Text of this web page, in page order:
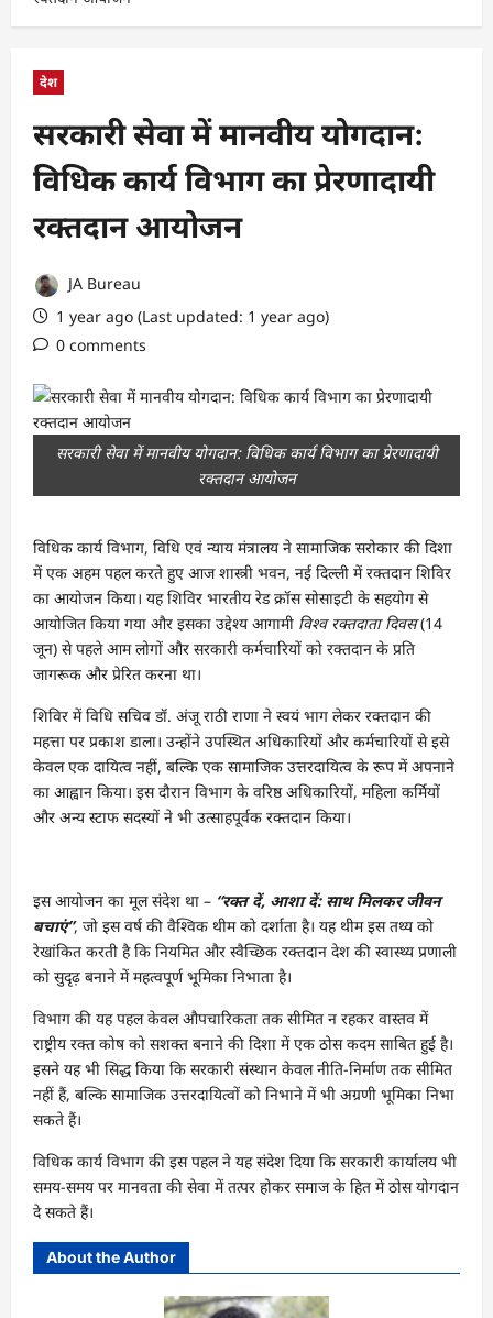
देश
सरकारी सेवा में मानवीय योगदान:
विधिक कार्य विभाग का प्रेरणादायी
रक्तदान आयोजन
JA Bureau
1 year ago (Last updated: 1 year ago)
0 comments
सरकारी सेवा में मानवीय योगदान: विधिक कार्य विभाग का प्रेरणादायी
रक्तदान आयोजन
विधिक कार्य विभाग, विधि एवं न्याय मंत्रालय ने सामाजिक सरोकार की दिशा
में एक अहम पहल करते हुए आज शास्त्री भवन, नई दिल्ली में रक्तदान शिविर
का आयोजन किया। यह शिविर भारतीय रेड क्रॉस सोसाइटी के सहयोग से
आयोजित किया गया और इसका उद्देश्य आगामी विश्व रक्तदाता दिवस(14
जून) से पहले आम लोगों और सरकारी कर्मचारियों को रक्तदान के प्रति
जागरूक और प्रेरित करना था।
शिविर में विधि सचिव डॉ. अंजू राठी राणा ने स्वयं भाग लेकर रक्तदान की
महत्ता पर प्रकाश डाला। उन्होंने उपस्थित अधिकारियों और कर्मचारियों से इसे
केवल एक दायित्व नहीं, बल्कि एक सामाजिक उत्तरदायित्व के रूप में अपनाने
का आह्वान किया। इस दौरान विभाग के वरिष्ठ अधिकारियों, महिला कर्मियों
और अन्य स्टाफ सदस्यों ने भी उत्साहपूर्वक रक्तदान किया।
इस आयोजन का मूल संदेश था – “रक्त दें, आशा दें: साथ मिलकर जीवन
बचाएं”, जो इस वर्ष की वैश्विक थीम को दर्शाता है। यह थीम इस तथ्य को
रेखांकित करती है कि नियमित और स्वैच्छिक रक्तदान देश की स्वास्थ्य प्रणाली
को सुदृढ़ बनाने में महत्वपूर्ण भूमिका निभाता है।
विभाग की यह पहल केवल औपचारिकता तक सीमित न रहकर वास्तव में
राष्ट्रीय रक्त कोष को सशक्त बनाने की दिशा में एक ठोस कदम साबित हुई है।
इसने यह भी सिद्ध किया कि सरकारी संस्थान केवल नीति-निर्माण तक सीमित
नहीं हैं, बल्कि सामाजिक उत्तरदायित्वों को निभाने में भी अग्रणी भूमिका निभा
सकते हैं।
विधिक कार्य विभाग की इस पहल ने यह संदेश दिया कि सरकारी कार्यालय भी
समय-समय पर मानवता की सेवा में तत्पर होकर समाज के हित में ठोस योगदान
दे सकते हैं।
About the Author